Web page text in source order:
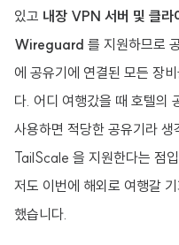
있고 내장 VPN 서버 및 클라
Wireguard 를 지원하므로
에 공유기에 연결된 모든 장
다. 어디 여행갔을 때 호텔의
사용하면 적당한 공유기라
TailScale 을 지원한다는 점
저도 이번에 해외로 여행갈
했습니다.